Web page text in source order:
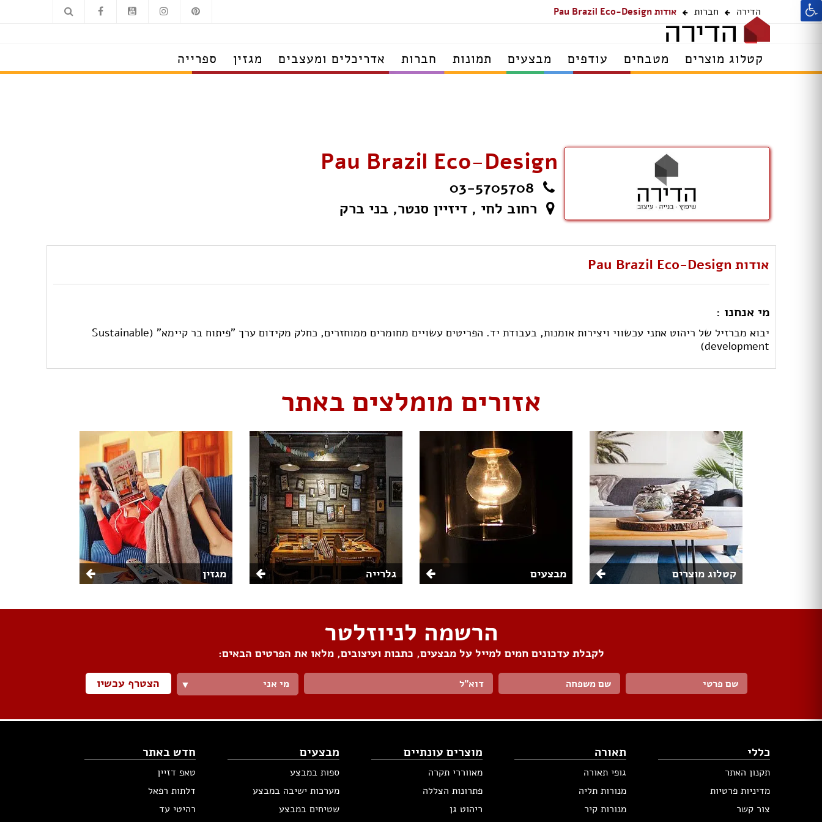
הדירה חברות אודות Pau Brazil Eco-Design
קטלוג מוצרים מטבחים עודפים מבצעים תמונות חברות אדריכלים ומעצבים מגזין ספרייה
Pau Brazil Eco-Design
03-5705708
רחוב לחי , דיזיין סנטר, בני ברק
אודות Pau Brazil Eco-Design
מי אנחנו :
יבוא מברזיל של ריהוט אתני עכשווי ויצירות אומנות, בעבודת יד. הפריטים עשויים מחומרים ממוחזרים, כחלק מקידום ערך "פיתוח בר קיימא" (Sustainable
development)
אזורים מומלצים באתר
קטלוג מוצרים מבצעים גלרייה מגזין
הרשמה לניוזלטר
לקבלת עדכונים חמים למייל על מבצעים, כתבות ועיצובים, מלאו את הפרטים הבאים:
מי אני ▼ הצטרף עכשיו
כללי
תקנון האתר
מדיניות פרטיות
צור קשר
תאורה
גופי תאורה
מנורות תליה
מנורות קיר
מוצרים עונתיים
מאווררי תקרה
פתרונות הצללה
ריהוט גן
מבצעים
ספות במבצע
מערכות ישיבה במבצע
שטיחים במבצע
חדש באתר
טאפ דזיין
דלתות רפאל
רהיטי עד